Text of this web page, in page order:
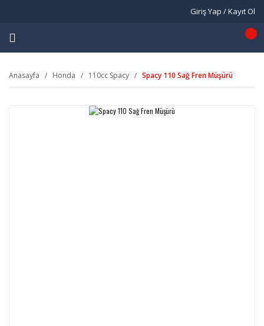
Giriş Yap / Kayıt Ol
Anasayfa Honda 110cc Spacy Spacy 110 Sağ Fren Müşürü